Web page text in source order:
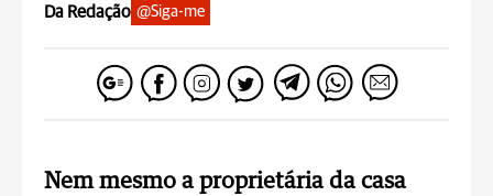
Da Redação @Siga-me
Nem mesmo a proprietária da casa